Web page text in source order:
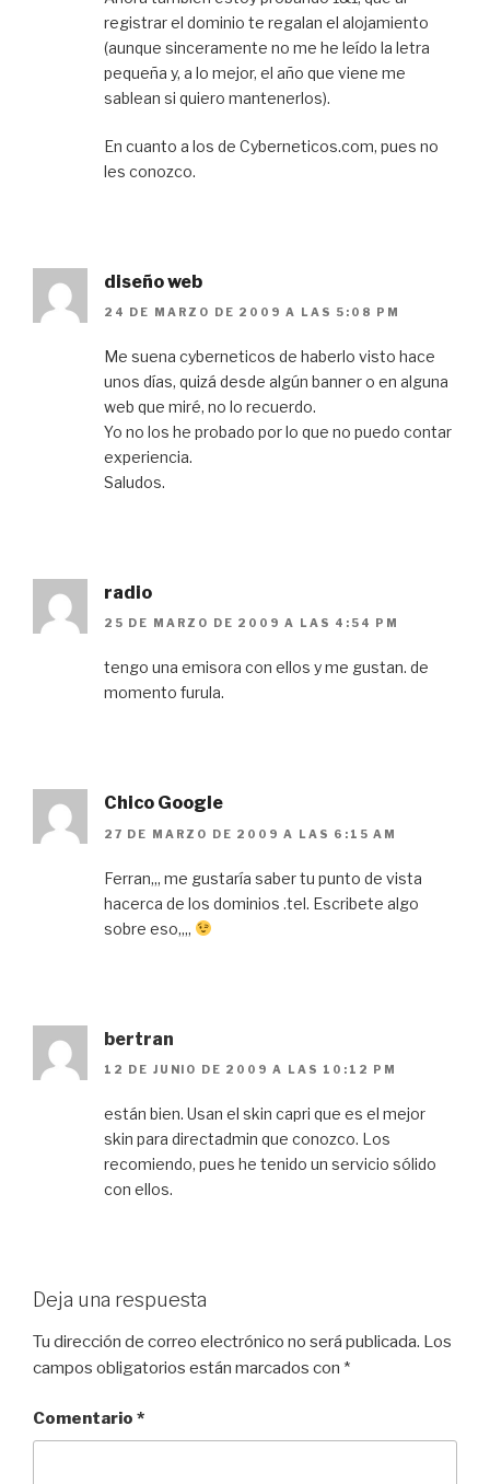
registrar el dominio te regalan el alojamiento
(aunque sinceramente no me he leído la letra
pequeña y, a lo mejor, el año que viene me
sablean si quiero mantenerlos).
En cuanto a los de Cyberneticos.com, pues no
les conozco.
diseño web
24 DE MARZO DE 2009 A LAS 5:08 PM
Me suena cyberneticos de haberlo visto hace
unos días, quizá desde algún banner o en alguna
web que miré, no lo recuerdo.
Yo no los he probado por lo que no puedo contar
experiencia.
Saludos.
radio
25 DE MARZO DE 2009 A LAS 4:54 PM
tengo una emisora con ellos y me gustan. de
momento furula.
Chico Google
27 DE MARZO DE 2009 A LAS 6:15 AM
Ferran,,, me gustaría saber tu punto de vista
hacerca de los dominios .tel. Escribete algo
sobre eso,,,,
bertran
12 DE JUNIO DE 2009 A LAS 10:12 PM
están bien. Usan el skin capri que es el mejor
skin para directadmin que conozco. Los
recomiendo, pues he tenido un servicio sólido
con ellos.
Deja una respuesta
Tu dirección de correo electrónico no será publicada. Los
campos obligatorios están marcados con *
Comentario *